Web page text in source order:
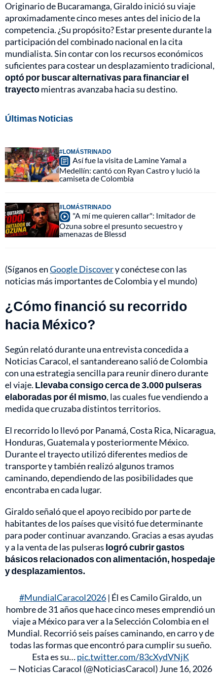
Originario de Bucaramanga, Giraldo inició su viaje
aproximadamente cinco meses antes del inicio de la
competencia. ¿Su propósito? Estar presente durante la
participación del combinado nacional en la cita
mundialista. Sin contar con los recursos económicos
suficientes para costear un desplazamiento tradicional,
optó por buscar alternativas para financiar el
trayectomientras avanzaba hacia su destino.
Últimas Noticias
#LOMÁSTRINADO
Así fue la visita de Lamine Yamal a
Medellín: cantó con Ryan Castro y lució la
camiseta de Colombia
#LOMÁSTRINADO
"A mí me quieren callar": Imitador de
Ozuna sobre el presunto secuestro y
amenazas de Blessd
(Síganos enGoogle Discovery conéctese con las
noticias más importantes de Colombia y el mundo)
¿Cómo financió su recorrido
hacia México?
Según relató durante una entrevista concedida a
Noticias Caracol, el santandereano salió de Colombia
con una estrategia sencilla para reunir dinero durante
el viaje. Llevaba consigo cerca de 3.000 pulseras
elaboradas por él mismo, las cuales fue vendiendo a
medida que cruzaba distintos territorios.
El recorrido lo llevó por Panamá, Costa Rica, Nicaragua,
Honduras, Guatemala y posteriormente México.
Durante el trayecto utilizó diferentes medios de
transporte y también realizó algunos tramos
caminando, dependiendo de las posibilidades que
encontraba en cada lugar.
Giraldo señaló que el apoyo recibido por parte de
habitantes de los países que visitó fue determinante
para poder continuar avanzando. Gracias a esas ayudas
y a la venta de las pulseras logró cubrir gastos
básicos relacionados con alimentación, hospedaje
y desplazamientos.
#MundialCaracol2026 | Él es Camilo Giraldo, un
hombre de 31 años que hace cinco meses emprendió un
viaje a México para ver a la Selección Colombia en el
Mundial. Recorrió seis países caminando, en carro y de
todas las formas que encontró para cumplir su sueño.
Esta es su…pic.twitter.com/83cXydVNjK
— Noticias Caracol (@NoticiasCaracol) June 16, 2026